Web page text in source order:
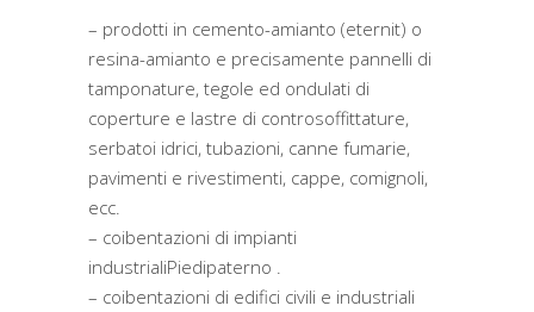
– prodotti in cemento-amianto (eternit) o
resina-amianto e precisamente pannelli di
tamponature, tegole ed ondulati di
coperture e lastre di controsoffittature,
serbatoi idrici, tubazioni, canne fumarie,
pavimenti e rivestimenti, cappe, comignoli,
ecc.
– coibentazioni di impianti
industrialiPiedipaterno .
– coibentazioni di edifici civili e industriali